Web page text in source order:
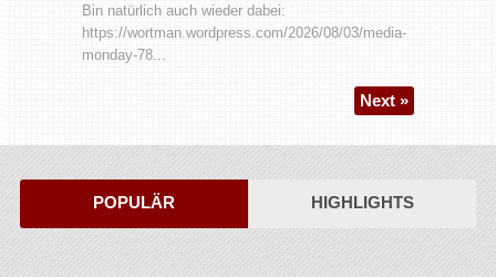
Bin natürlich auch wieder dabei:
https://wortman.wordpress.com/2026/08/03/media-
monday-78...
Next »
POPULÄR HIGHLIGHTS